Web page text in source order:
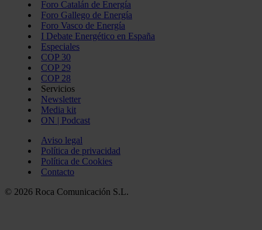
Foro Catalán de Energía
Foro Gallego de Energía
Foro Vasco de Energía
I Debate Energético en España
Especiales
COP 30
COP 29
COP 28
Servicios
Newsletter
Media kit
ON | Podcast
Aviso legal
Política de privacidad
Política de Cookies
Contacto
© 2026 Roca Comunicación S.L.